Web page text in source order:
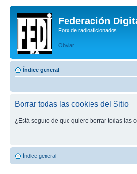
Federación
Foro de radioaficionados
Obviar
Índice general
Borrar todas las cookies del Sitio
¿Está seguro de que quiere borrar todas las
Índice general